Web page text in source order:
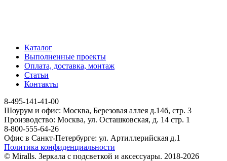
Каталог
Выполненные проекты
Оплата, доставка, монтаж
Статьи
Контакты
8-495-141-41-00
Шоурум и офис: Москва, Березовая аллея д.14б, стр. 3
Производство: Москва, ул. Осташковская, д. 14 стр. 1
8-800-555-64-26
Офис в Санкт-Петербурге: ул. Артиллерийская д.1
Политика конфиденциальности
© Miralls. Зеркала с подсветкой и аксессуары. 2018-2026